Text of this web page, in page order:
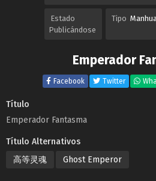
Estado
Publicándose
Tipo
Emperador
Facebook Twitter
Título
Emperador Fantasma
Título Alternativos
高等灵魂
Ghost Emperor